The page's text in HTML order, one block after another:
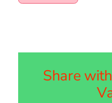
Share